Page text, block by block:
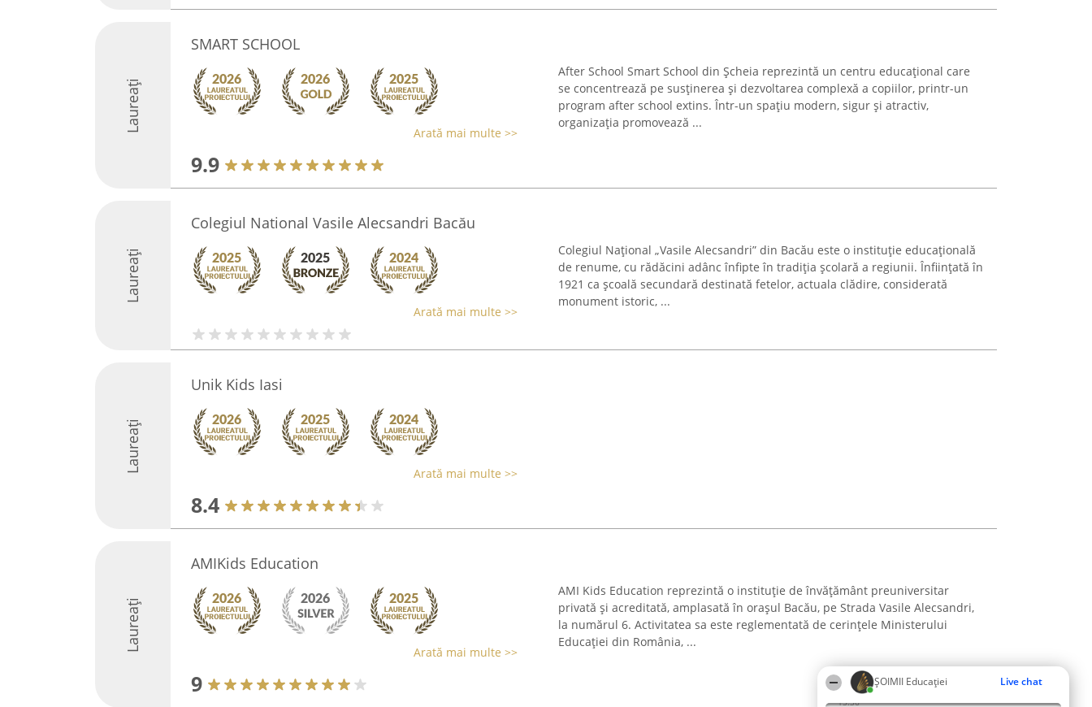
ȘOIMII Educației Live chat
15:36
Laureați
SMART SCHOOL
Arată mai multe >>
9.9
After School Smart School din Șcheia reprezintă un centru educațional care
se concentrează pe susținerea și dezvoltarea complexă a copiilor, printr-un
program after school extins. Într-un spațiu modern, sigur și atractiv,
organizația promovează ...
Laureați
Colegiul National Vasile Alecsandri Bacău
Arată mai multe >>
Colegiul Național „Vasile Alecsandri” din Bacău este o instituție educațională
de renume, cu rădăcini adânc înfipte în tradiția școlară a regiunii. Înființată în
1921 ca școală secundară destinată fetelor, actuala clădire, considerată
monument istoric, ...
Laureați
Unik Kids Iasi
Arată mai multe >>
8.4
Laureați
AMIKids Education
Arată mai multe >>
9
AMI Kids Education reprezintă o instituție de învățământ preuniversitar
privată și acreditată, amplasată în orașul Bacău, pe Strada Vasile Alecsandri,
la numărul 6. Activitatea sa este reglementată de cerințele Ministerului
Educației din România, ...